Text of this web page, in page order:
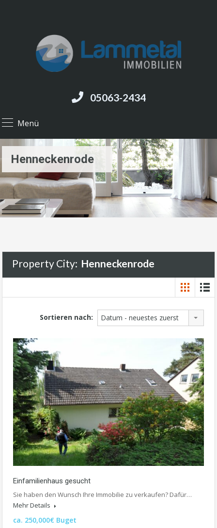
Menü
05063-2434
Henneckenrode
Property City: Henneckenrode
Sortieren nach: Datum - neuestes zuerst
Einfamilienhaus gesucht
Sie haben den Wunsch Ihre Immobilie zu verkaufen? Dafür…
Mehr Details
ca. 250,000€ Buget